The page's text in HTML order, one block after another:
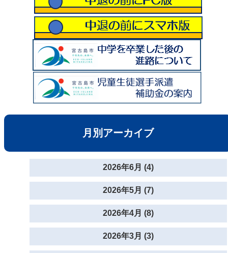
月別アーカイブ
2026年6月 (4)
2026年5月 (7)
2026年4月 (8)
2026年3月 (3)